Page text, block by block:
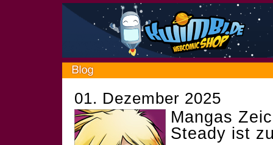
01. Dezember 2025
Mangas
Steady ist